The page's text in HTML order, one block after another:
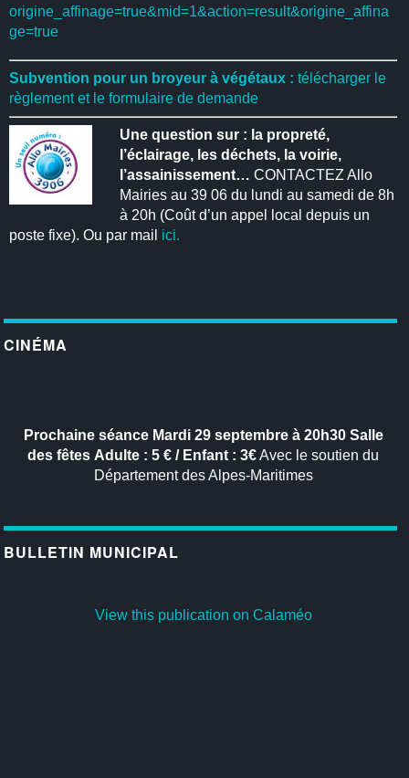
origine_affinage=true&mid=1&action=result&origine_affina
ge=true
Subvention pour un broyeur à végétaux : télécharger le
règlement et le formulaire de demande
Une question sur : la propreté,
l’éclairage, les déchets, la voirie,
l’assainissement… CONTACTEZ Allo
Mairies au 39 06 du lundi au samedi de 8h
à 20h (Coût d’un appel local depuis un
poste fixe). Ou par mail ici.
CINÉMA
Prochaine séanceMardi 29 septembre à 20h30 Salle
des fêtes Adulte : 5 € / Enfant : 3€Avec le soutien du
Département des Alpes-Maritimes
BULLETIN MUNICIPAL
View this publication on Calaméo